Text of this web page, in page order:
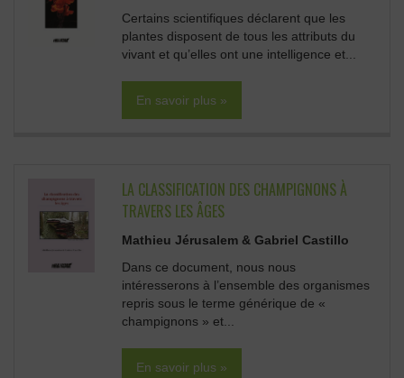
Certains scientifiques déclarent que les
plantes disposent de tous les attributs du
vivant et qu’elles ont une intelligence et...
En savoir plus »
LA CLASSIFICATION DES CHAMPIGNONS À
TRAVERS LES ÂGES
Mathieu Jérusalem & Gabriel Castillo
Dans ce document, nous nous
intéresserons à l’ensemble des organismes
repris sous le terme générique de «
champignons » et...
En savoir plus »